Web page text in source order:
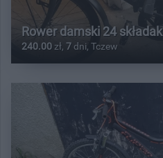
Rower damski 24 składak
240.00 zł, 7 dni, Tczew